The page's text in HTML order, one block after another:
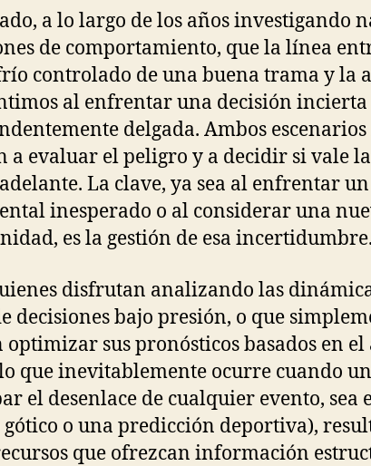
a lo largo de los años investigando
de comportamiento, que la línea
controlado de una buena trama y la
al enfrentar una decisión incierta
delgada. Ambos escenarios
a evaluar el peligro y a decidir si vale
La clave, ya sea al enfrentar
inesperado o al considerar una
es la gestión de esa incertidumbre.
disfrutan analizando las
decisiones bajo presión, o que
optimizar sus pronósticos basados en
que inevitablemente ocurre cuando
el desenlace de cualquier evento, sea
gótico o una predicción deportiva),
que ofrezcan información